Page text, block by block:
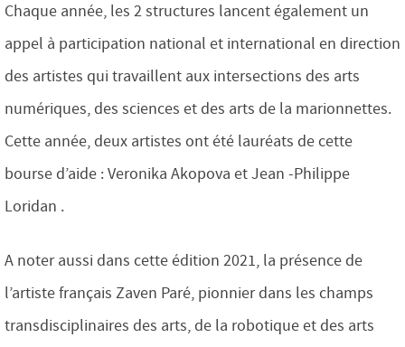
Chaque année, les 2 structures lancent également un
appel à participation national et international en direction
des artistes qui travaillent aux intersections des arts
numériques, des sciences et des arts de la marionnettes.
Cette année, deux artistes ont été lauréats de cette
bourse d’aide : Veronika Akopova et Jean -Philippe
Loridan .
A noter aussi dans cette édition 2021, la présence de
l’artiste français Zaven Paré, pionnier dans les champs
transdisciplinaires des arts, de la robotique et des arts